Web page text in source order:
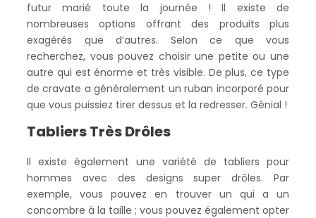
futur marié toute la journée ! Il existe de
nombreuses options offrant des produits plus
exagérés que d’autres. Selon ce que vous
recherchez, vous pouvez choisir une petite ou une
autre qui est énorme et très visible. De plus, ce type
de cravate a généralement un ruban incorporé pour
que vous puissiez tirer dessus et la redresser. Génial !
Tabliers Très Drôles
Il existe également une variété de tabliers pour
hommes avec des designs super drôles. Par
exemple, vous pouvez en trouver un qui a un
concombre à la taille ; vous pouvez également opter